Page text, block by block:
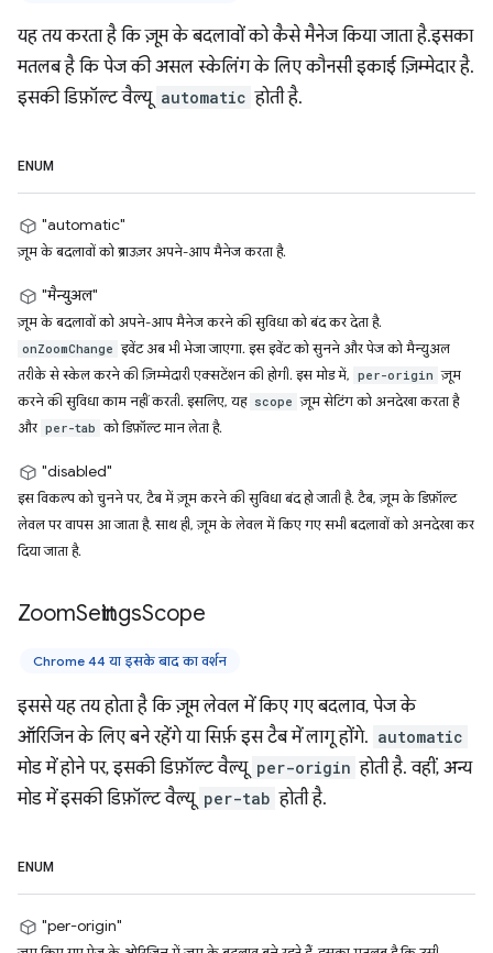
यह तय करता है कि ज़ूम के बदलावों को कैसे मैनेज किया जाता है.इसका
मतलब है कि पेज की असल स्केलिंग के लिए कौनसी इकाई ज़िम्मेदार है.
इसकी डिफ़ॉल्ट वैल्यू automatic होती है.
ENUM
"automatic"
ज़ूम के बदलावों को ब्राउज़र अपने-आप मैनेज करता है.
"मैन्युअल"
ज़ूम के बदलावों को अपने-आप मैनेज करने की सुविधा को बंद कर देता है.
onZoomChange इवेंट अब भी भेजा जाएगा. इस इवेंट को सुनने और पेज को मैन्युअल
तरीके से स्केल करने की ज़िम्मेदारी एक्सटेंशन की होगी. इस मोड में, per-origin ज़ूम
करने की सुविधा काम नहीं करती. इसलिए, यह scope ज़ूम सेटिंग को अनदेखा करता है
और per-tab को डिफ़ॉल्ट मान लेता है.
"disabled"
इस विकल्प को चुनने पर, टैब में ज़ूम करने की सुविधा बंद हो जाती है. टैब, ज़ूम के डिफ़ॉल्ट
लेवल पर वापस आ जाता है. साथ ही, ज़ूम के लेवल में किए गए सभी बदलावों को अनदेखा कर
दिया जाता है.
ZoomSettingsScope
Chrome 44 या इसके बाद का वर्शन
इससे यह तय होता है कि ज़ूम लेवल में किए गए बदलाव, पेज के
ऑरिजिन के लिए बने रहेंगे या सिर्फ़ इस टैब में लागू होंगे. automatic
मोड में होने पर, इसकी डिफ़ॉल्ट वैल्यू per-origin होती है. वहीं, अन्य
मोड में इसकी डिफ़ॉल्ट वैल्यू per-tab होती है.
ENUM
"per-origin"